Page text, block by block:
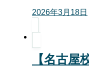
2026年3月18日
【名古屋